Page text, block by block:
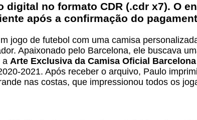
digital no formato CDR (.cdr x7). O
após a confirmação do
jogo de futebol com uma camisa
Apaixonado pelo Barcelona, ele buscava
a Arte Exclusiva da Camisa Oficial Barcelona
2021. Após receber o arquivo, Paulo
nas costas, que impressionou todos os